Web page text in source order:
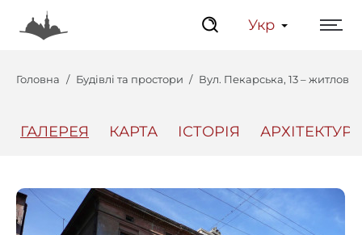
Укр
Головна Будівлі та простори Вул. Пекарська, 13 –
ГАЛЕРЕЯ КАРТА ІСТОРІЯ АРХІТЕКТУРА